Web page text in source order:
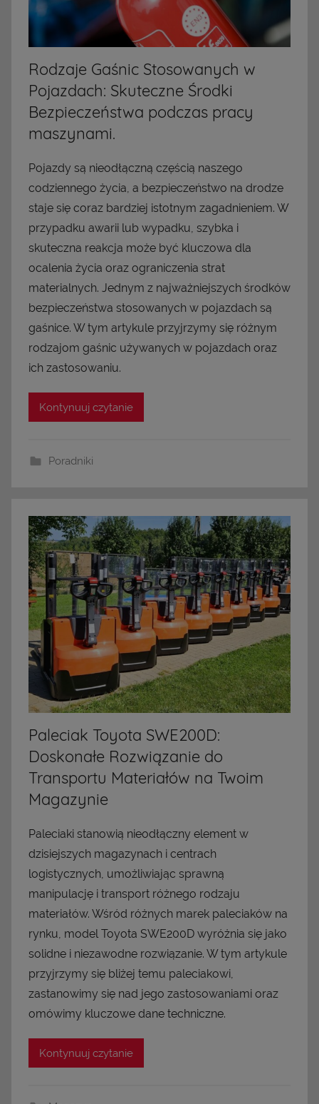
Rodzaje Gaśnic Stosowanych w
Pojazdach: Skuteczne Środki
Bezpieczeństwa podczas pracy
maszynami.
Pojazdy są nieodłączną częścią naszego
codziennego życia, a bezpieczeństwo na drodze
staje się coraz bardziej istotnym zagadnieniem. W
przypadku awarii lub wypadku, szybka i
skuteczna reakcja może być kluczowa dla
ocalenia życia oraz ograniczenia strat
materialnych. Jednym z najważniejszych środków
bezpieczeństwa stosowanych w pojazdach są
gaśnice. W tym artykule przyjrzymy się różnym
rodzajom gaśnic używanych w pojazdach oraz
ich zastosowaniu.
Kontynuuj czytanie
Poradniki
Paleciak Toyota SWE200D:
Doskonałe Rozwiązanie do
Transportu Materiałów na Twoim
Magazynie
Paleciaki stanowią nieodłączny element w
dzisiejszych magazynach i centrach
logistycznych, umożliwiając sprawną
manipulację i transport różnego rodzaju
materiałów. Wśród różnych marek paleciaków na
rynku, model Toyota SWE200D wyróżnia się jako
solidne i niezawodne rozwiązanie. W tym artykule
przyjrzymy się bliżej temu paleciakowi,
zastanowimy się nad jego zastosowaniami oraz
omówimy kluczowe dane techniczne.
Kontynuuj czytanie